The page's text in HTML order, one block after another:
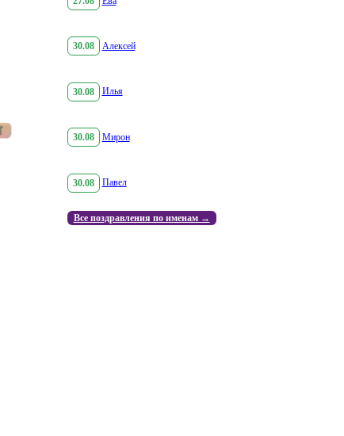
30.08 Алексей
30.08 Илья
30.08 Мирон
30.08 Павел
Все поздравления по именам →